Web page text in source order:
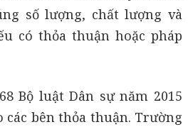
số lượng, chất lượng và
có thỏa thuận hoặc pháp
Bộ luật Dân sự năm 2015
các bên thỏa thuận. Trường